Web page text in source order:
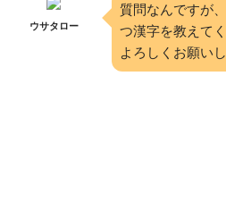
ウサタロー
質問なんですが
つ漢字を教えてく
よろしくお願いし